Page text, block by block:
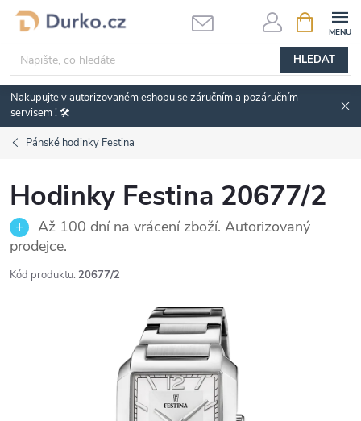
Přejít
obsah
HLEDAT
NÁKUPNÍ
KOŠÍK
Nakupujte v autorizovaném eshopu se záručním a pozáručním
servisem ! 🛠️
Pánské hodinky Festina
Hodinky Festina 20677/2
Až 100 dní na vrácení zboží. Autorizovaný
prodejce.
Kód produktu: 20677/2